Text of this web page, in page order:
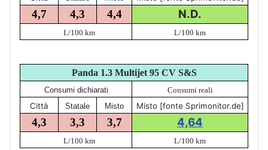
4,7 4,3 4,4 N.D.
L/100 km L/100 km
Panda 1.3 Multijet 95 CV S&S
Consumi dichiarati Consumi reali
Città Statale Misto Misto [fonte Sprimonitor.de]
4,3 3,3 3,7 4,64
L/100 km L/100 km